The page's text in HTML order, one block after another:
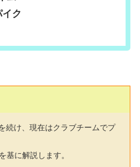
イク
続け、現在はクラブチームでプ
基に解説します。